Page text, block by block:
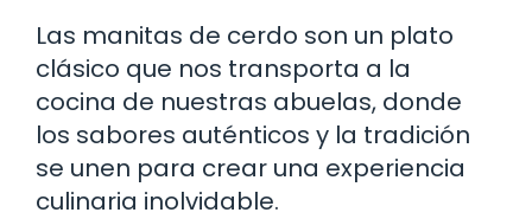
Las manitas de cerdo son un plato
clásico que nos transporta a la
cocina de nuestras abuelas, donde
los sabores auténticos y la tradición
se unen para crear una experiencia
culinaria inolvidable.